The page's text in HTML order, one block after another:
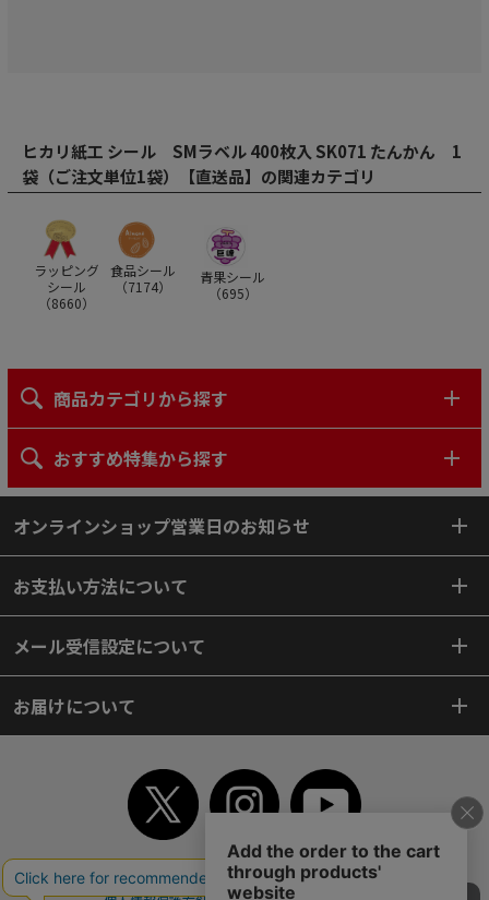
ヒカリ紙工 シール SMラベル 400枚入 SK071 たんかん 1
袋（ご注文単位1袋）【直送品】の関連カテゴリ
ラッピング
シール
（8660）
食品シール
（7174）
青果シール
（695）
商品カテゴリから探す
おすすめ特集から探す
オンラインショップ営業日のお知らせ
お支払い方法について
メール受信設定について
お届けについて
TOP 初めてご利用のお客様へ ご利用案内
ご利用規約